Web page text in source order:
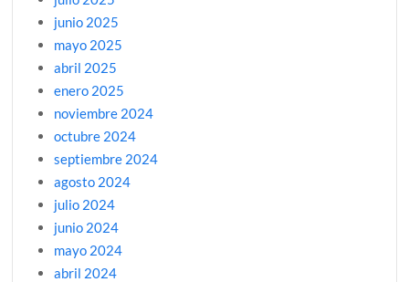
junio 2025
mayo 2025
abril 2025
enero 2025
noviembre 2024
octubre 2024
septiembre 2024
agosto 2024
julio 2024
junio 2024
mayo 2024
abril 2024